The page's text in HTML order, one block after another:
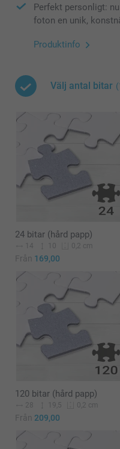
Perfekt personligt:
foton en unik,
Produktinfo
Välj antal bitar
24 bitar (hård papp)
14 10 0,2 cm
Från 169,00
120 bitar (hård papp)
28 19,5 0,2 cm
Från 209,00